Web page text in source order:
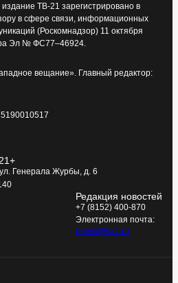
ТВ-21 зарегистрировано в
в сфере связи, информационных
(Роскомнадзор) 11 октября
Эл № ФС77–46924.
вещание». Главный редактор:
Генерала Журбы, д. 6
Редакция новостей
+7 (8152) 400-870
Электронная почта:
news@tv21.ru